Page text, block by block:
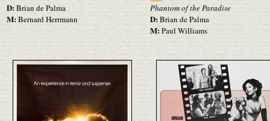
D:Brian de Palma
M:Bernard Herrmann
Phantom of the Paradise
D:Brian de Palma
M:Paul Williams